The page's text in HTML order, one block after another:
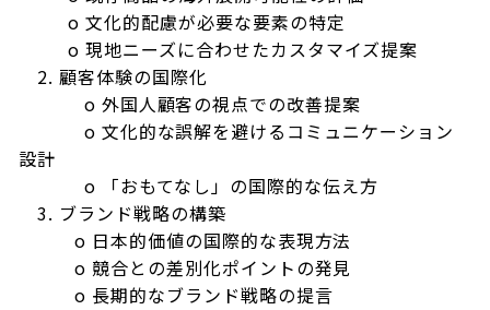
o 文化的配慮が必要な要素の特定
o 現地ニーズに合わせたカスタマイズ提案
2. 顧客体験の国際化
o 外国人顧客の視点での改善提案
o 文化的な誤解を避けるコミュニケーション
設計
o 「おもてなし」の国際的な伝え方
3. ブランド戦略の構築
o 日本的価値の国際的な表現方法
o 競合との差別化ポイントの発見
o 長期的なブランド戦略の提言